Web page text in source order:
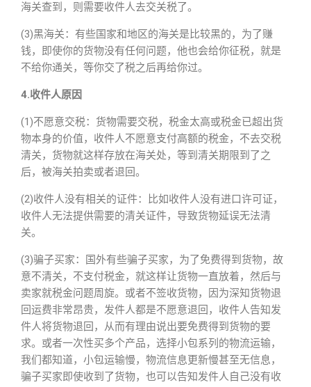
海关查到，则需要收件人去交关税了。
(3)黑海关：有些国家和地区的海关是比较黑的，为了赚
钱，即使你的货物没有任何问题，他也会给你征税，就是
不给你通关，等你交了税之后再给你过。
4.收件人原因
(1)不愿意交税：货物需要交税，税金太高或税金已超出货
物本身的价值，收件人不愿意支付高额的税金，不去交税
清关，货物就这样存放在海关处，等到清关期限到了之
后，被海关拍卖或者退回。
(2)收件人没有相关的证件：比如收件人没有进口许可证，
收件人无法提供需要的清关证件，导致货物延误无法清
关。
(3)骗子买家：国外有些骗子买家，为了免费得到货物，故
意不清关，不支付税金，就这样让货物一直放着，然后与
卖家就税金问题周旋。或者不签收货物，因为深知货物退
回运费非常昂贵，发件人都是不愿意退回，收件人告知发
件人将货物退回，从而有理由说出要免费得到货物的要
求。或者一次性买多个产品，选择小包系列的物流运输，
我们都知道，小包运输慢，物流信息更新慢甚至无信息，
骗子买家即使收到了货物，也可以告知发件人自己没有收